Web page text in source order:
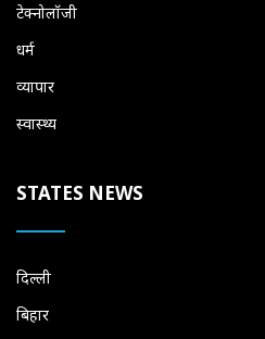
टेक्नोलॉजी
धर्म
व्यापार
स्वास्थ्य
STATES NEWS
दिल्ली
बिहार